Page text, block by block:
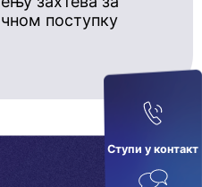
Ступи у кoнтaкт
поступку